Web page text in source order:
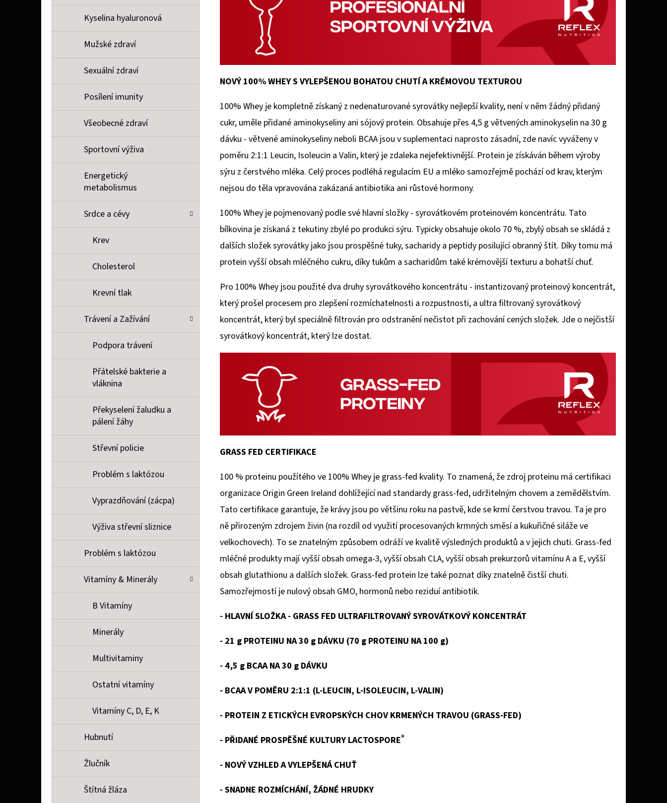
Kyselina hyaluronová
Mužské zdraví
Sexuální zdraví
Posílení imunity
Všeobecné zdraví
Sportovní výživa
Energetický
metabolismus
Srdce a cévy
Krev
Cholesterol
Krevní tlak
Trávení a Zažívání
Podpora trávení
Přátelské bakterie a
vláknina
Překyselení žaludku a
pálení žáhy
Střevní policie
Problém s laktózou
Vyprazdňování (zácpa)
Výživa střevní sliznice
Problém s laktózou
Vitamíny & Minerály
B Vitamíny
Minerály
Multivitaminy
Ostatní vitamíny
Vitamíny C, D, E, K
Hubnutí
Žlučník
Štítná žláza
NOVÝ 100% WHEY S VYLEPŠENOU BOHATOU CHUTÍ A KRÉMOVOU TEXTUROU
100% Whey je kompletně získaný z nedenaturované syrovátky nejlepší kvality, není v něm žádný přidaný
cukr, uměle přidané aminokyseliny ani sójový protein. Obsahuje přes 4,5 g větvených aminokyselin na 30 g
dávku - větvené aminokyseliny neboli BCAA jsou v suplementaci naprosto zásadní, zde navíc vyváženy v
poměru 2:1:1 Leucin, Isoleucin a Valin, který je zdaleka nejefektivnější. Protein je získáván během výroby
sýru z čerstvého mléka. Celý proces podléhá regulacím EU a mléko samozřejmě pochází od krav, kterým
nejsou do těla vpravována zakázaná antibiotika ani růstové hormony.
100% Whey je pojmenovaný podle své hlavní složky - syrovátkovém proteinovém koncentrátu. Tato
bílkovina je získaná z tekutiny zbylé po produkci sýru. Typicky obsahuje okolo 70 %, zbylý obsah se skládá z
dalších složek syrovátky jako jsou prospěšné tuky, sacharidy a peptidy posilující obranný štít. Díky tomu má
protein vyšší obsah mléčného cukru, díky tukům a sacharidům také krémovější texturu a bohatší chuť.
Pro 100% Whey jsou použité dva druhy syrovátkového koncentrátu - instantizovaný proteinový koncentrát,
který prošel procesem pro zlepšení rozmíchatelnosti a rozpustnosti, a ultra filtrovaný syrovátkový
koncentrát, který byl speciálně filtrován pro odstranění nečistot při zachování cených složek. Jde o nejčistší
syrovátkový koncentrát, který lze dostat.
GRASS FED CERTIFIKACE
100 % proteinu použítého ve 100% Whey je grass-fed kvality. To znamená, že zdroj proteinu má certifikaci
organizace Origin Green Ireland dohlížející nad standardy grass-fed, udržitelným chovem a zemědělstvím.
Tato certifikace garantuje, že krávy jsou po většinu roku na pastvě, kde se krmí čerstvou travou. Ta je pro
ně přirozeným zdrojem živin (na rozdíl od využití procesovaných krmných směsí a kukuřičné siláže ve
velkochovech). To se znatelným způsobem odráží ve kvalitě výsledných produktů a v jejich chuti. Grass-fed
mléčné produkty mají vyšší obsah omega-3, vyšší obsah CLA, vyšší obsah prekurzorů vitamínu A a E, vyšší
obsah glutathionu a dalších složek. Grass-fed protein lze také poznat díky znatelně čistší chuti.
Samozřejmostí je nulový obsah GMO, hormonů nebo reziduí antibiotik.
- HLAVNÍ SLOŽKA - GRASS FED ULTRAFILTROVANÝ SYROVÁTKOVÝ KONCENTRÁT
- 21 g PROTEINU NA 30 g DÁVKU (70 g PROTEINU NA 100 g)
- 4,5 g BCAA NA 30 g DÁVKU
- BCAA V POMĚRU 2:1:1 (L-LEUCIN, L-ISOLEUCIN, L-VALIN)
- PROTEIN Z ETICKÝCH EVROPSKÝCH CHOV KRMENÝCH TRAVOU (GRASS-FED)
- PŘIDANÉ PROSPĚŠNÉ KULTURY LACTOSPORE®
- NOVÝ VZHLED A VYLEPŠENÁ CHUŤ
- SNADNE ROZMÍCHÁNÍ, ŽÁDNÉ HRUDKY